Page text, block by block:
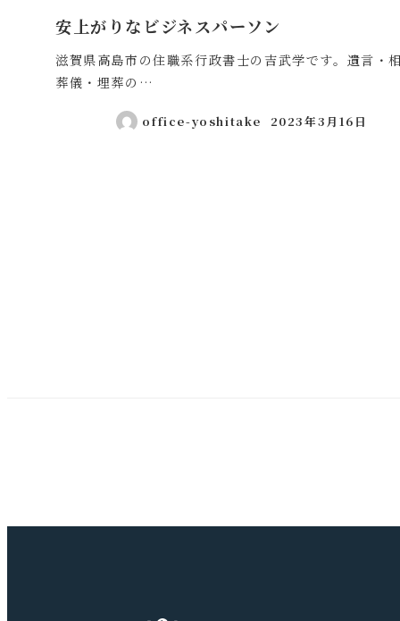
安上がりなビジネスパーソン
滋賀県高島市の住職系行政書士の吉武学です。遺言・
葬儀・埋葬の…
office-yoshitake
投稿日
2023年3月16日